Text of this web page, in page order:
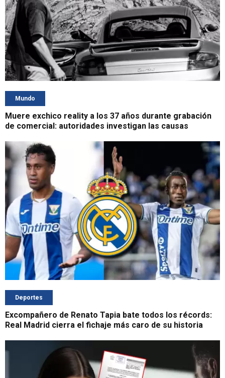
Mundo
Muere exchico reality a los 37 años durante grabación
de comercial: autoridades investigan las causas
Deportes
Excompañero de Renato Tapia bate todos los récords:
Real Madrid cierra el fichaje más caro de su historia